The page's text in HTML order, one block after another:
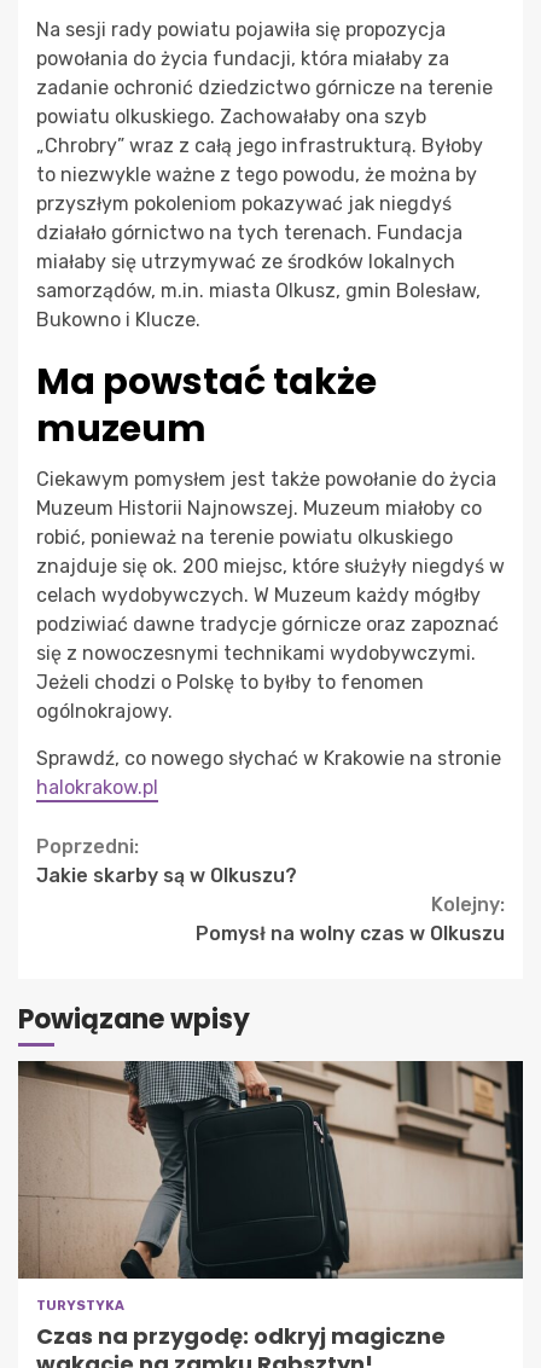
Na sesji rady powiatu pojawiła się propozycja
powołania do życia fundacji, która miałaby za
zadanie ochronić dziedzictwo górnicze na terenie
powiatu olkuskiego. Zachowałaby ona szyb
„Chrobry” wraz z całą jego infrastrukturą. Byłoby
to niezwykle ważne z tego powodu, że można by
przyszłym pokoleniom pokazywać jak niegdyś
działało górnictwo na tych terenach. Fundacja
miałaby się utrzymywać ze środków lokalnych
samorządów, m.in. miasta Olkusz, gmin Bolesław,
Bukowno i Klucze.
Ma powstać także
muzeum
Ciekawym pomysłem jest także powołanie do życia
Muzeum Historii Najnowszej. Muzeum miałoby co
robić, ponieważ na terenie powiatu olkuskiego
znajduje się ok. 200 miejsc, które służyły niegdyś w
celach wydobywczych. W Muzeum każdy mógłby
podziwiać dawne tradycje górnicze oraz zapoznać
się z nowoczesnymi technikami wydobywczymi.
Jeżeli chodzi o Polskę to byłby to fenomen
ogólnokrajowy.
Sprawdź, co nowego słychać w Krakowie na stronie
halokrakow.pl
Continue
Reading
Poprzedni:
Jakie skarby są w Olkuszu?
Kolejny:
Pomysł na wolny czas w Olkuszu
Powiązane wpisy
TURYSTYKA
Czas na przygodę: odkryj magiczne